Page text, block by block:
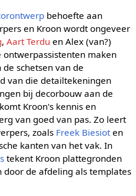
behoefte aan
en Kroon wordt ongeveer
, Aart Terdu en Alex (van?)
maken
schetsen van de
van die detailtekeningen
bij decorbouw aan de
Kroon's kennis en
van goed van pas. Zo leert
zoals Freek Biesioten
kanten van het vak. In
tekent Kroon plattegronden
door de afdeling als templates